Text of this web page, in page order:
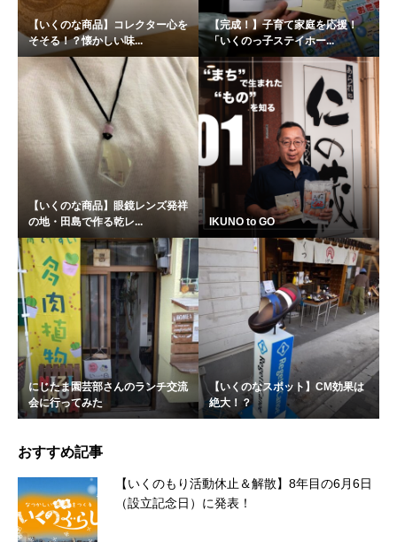
【いくのな商品】コレクター心を
そそる！？懐かしい味...
【完成！】子育て家庭を応援！
「いくのっ子ステイホー...
【いくのな商品】眼鏡レンズ発祥
の地・田島で作る乾レ...
IKUNO to GO
にじたま園芸部さんのランチ交流
会に行ってみた
【いくのなスポット】CM効果は
絶大！？
おすすめ記事
【いくのもり活動休止＆解散】8年目の6月6日
（設立記念日）に発表！